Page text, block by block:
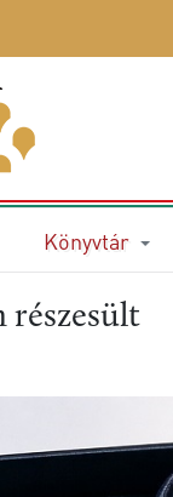
Könyvtár
részesült